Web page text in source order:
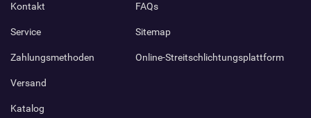
Kontakt
Service
Zahlungsmethoden
Versand
Katalog
FAQs
Sitemap
Online-Streitschlichtungsplattform